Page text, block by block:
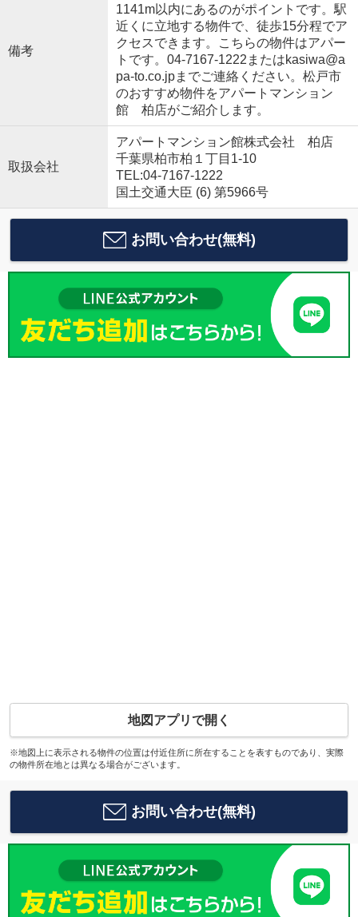
備考
1141m以内にあるのがポイントです。駅
近くに立地する物件で、徒歩15分程でア
クセスできます。こちらの物件はアパー
トです。04-7167-1222またはkasiwa@a
pa-to.co.jpまでご連絡ください。松戸市
のおすすめ物件をアパートマンション
館 柏店がご紹介します。
取扱会社
アパートマンション館株式会社 柏店
千葉県柏市柏１丁目1-10
TEL:04-7167-1222
国土交通大臣 (6) 第5966号
お問い合わせ(無料)
地図アプリで開く
※地図上に表示される物件の位置は付近住所に所在することを表すものであり、実際
の物件所在地とは異なる場合がございます。
お問い合わせ(無料)